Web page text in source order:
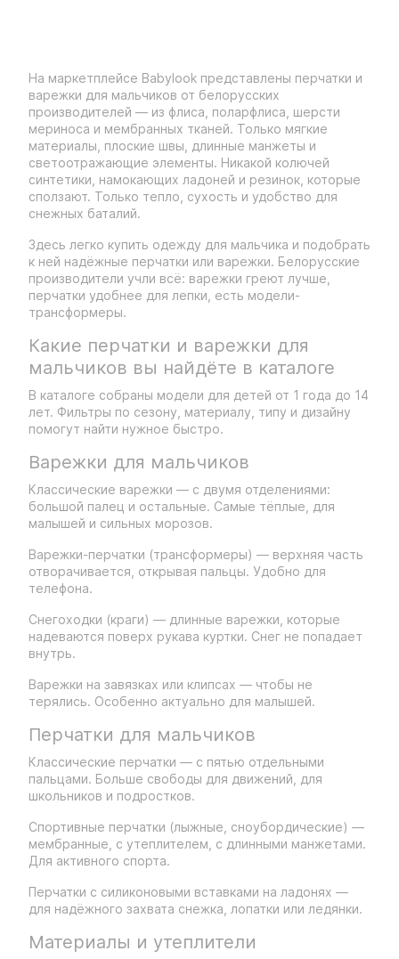
На маркетплейсе Babylook представлены перчатки и
варежки для мальчиков от белорусских
производителей — из флиса, поларфлиса, шерсти
мериноса и мембранных тканей. Только мягкие
материалы, плоские швы, длинные манжеты и
светоотражающие элементы. Никакой колючей
синтетики, намокающих ладоней и резинок, которые
сползают. Только тепло, сухость и удобство для
снежных баталий.
Здесь легко купить одежду для мальчика и подобрать
к ней надёжные перчатки или варежки. Белорусские
производители учли всё: варежки греют лучше,
перчатки удобнее для лепки, есть модели-
трансформеры.
Какие перчатки и варежки для
мальчиков вы найдёте в каталоге
В каталоге собраны модели для детей от 1 года до 14
лет. Фильтры по сезону, материалу, типу и дизайну
помогут найти нужное быстро.
Варежки для мальчиков
Классические варежки — с двумя отделениями:
большой палец и остальные. Самые тёплые, для
малышей и сильных морозов.
Варежки-перчатки (трансформеры) — верхняя часть
отворачивается, открывая пальцы. Удобно для
телефона.
Снегоходки (краги) — длинные варежки, которые
надеваются поверх рукава куртки. Снег не попадает
внутрь.
Варежки на завязках или клипсах — чтобы не
терялись. Особенно актуально для малышей.
Перчатки для мальчиков
Классические перчатки — с пятью отдельными
пальцами. Больше свободы для движений, для
школьников и подростков.
Спортивные перчатки (лыжные, сноубордические) —
мембранные, с утеплителем, с длинными манжетами.
Для активного спорта.
Перчатки с силиконовыми вставками на ладонях —
для надёжного захвата снежка, лопатки или ледянки.
Материалы и утеплители